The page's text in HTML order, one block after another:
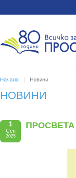
Начало | Новини
НОВИНИ
1
Сеп
2025
ПРОСВЕТА